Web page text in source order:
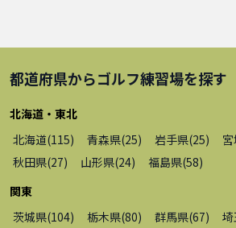
都道府県からゴルフ練習場を探す
北海道・東北
北海道(115) 青森県(25) 岩手県(25)
秋田県(27) 山形県(24) 福島県(58)
関東
茨城県(104) 栃木県(80) 群馬県(67)